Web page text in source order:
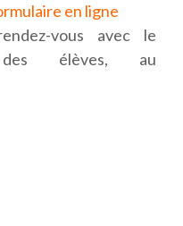
en ligne
vous avec le
des élèves, au